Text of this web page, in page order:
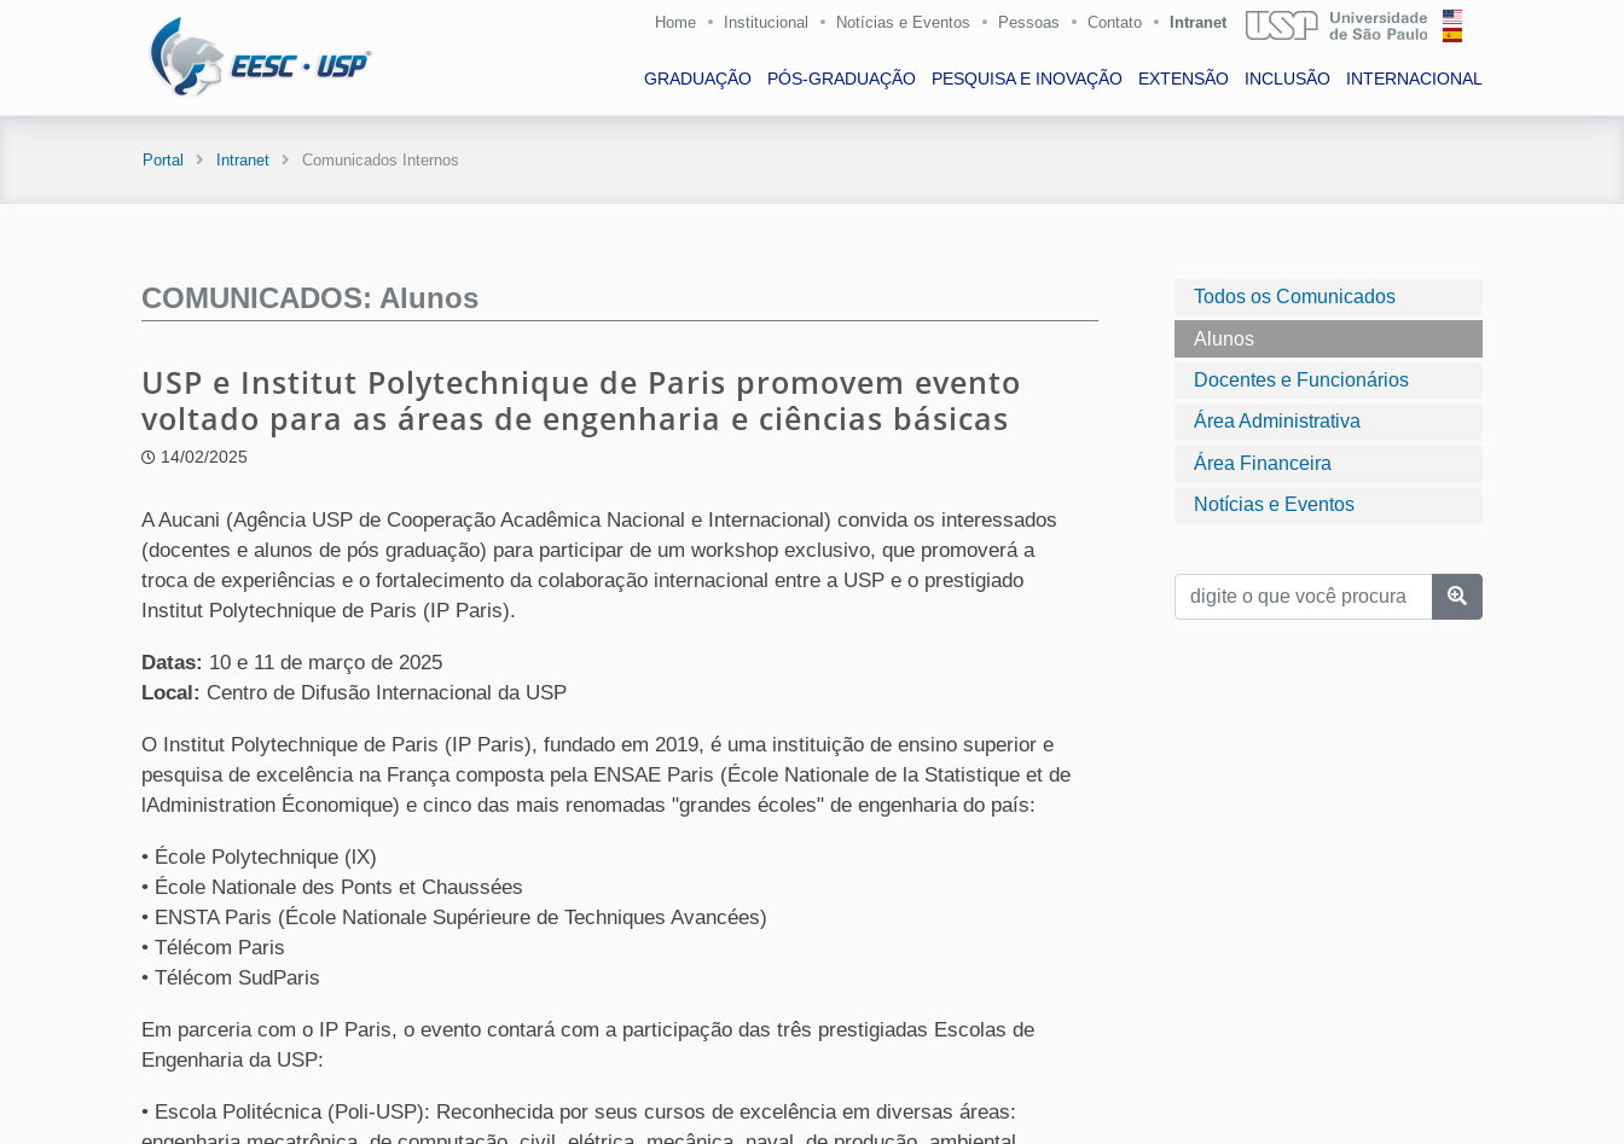
Home Institucional Notícias e Eventos Pessoas Contato Intranet
GRADUAÇÃO PÓS-GRADUAÇÃO PESQUISA E INOVAÇÃO EXTENSÃO INCLUSÃO INTERNACIONAL
Portal Intranet Comunicados Internos
Todos os Comunicados
Alunos
Docentes e Funcionários
Área Administrativa
Área Financeira
Notícias e Eventos
COMUNICADOS: Alunos
USP e Institut Polytechnique de Paris promovem evento
voltado para as áreas de engenharia e ciências básicas
14/02/2025
A Aucani (Agência USP de Cooperação Acadêmica Nacional e Internacional) convida os interessados
(docentes e alunos de pós graduação) para participar de um workshop exclusivo, que promoverá a
troca de experiências e o fortalecimento da colaboração internacional entre a USP e o prestigiado
Institut Polytechnique de Paris (IP Paris).
Datas: 10 e 11 de março de 2025
Local: Centro de Difusão Internacional da USP
O Institut Polytechnique de Paris (IP Paris), fundado em 2019, é uma instituição de ensino superior e
pesquisa de excelência na França composta pela ENSAE Paris (École Nationale de la Statistique et de
lAdministration Économique) e cinco das mais renomadas "grandes écoles" de engenharia do país:
• École Polytechnique (lX)
• École Nationale des Ponts et Chaussées
• ENSTA Paris (École Nationale Supérieure de Techniques Avancées)
• Télécom Paris
• Télécom SudParis
Em parceria com o IP Paris, o evento contará com a participação das três prestigiadas Escolas de
Engenharia da USP:
• Escola Politécnica (Poli-USP): Reconhecida por seus cursos de excelência em diversas áreas: